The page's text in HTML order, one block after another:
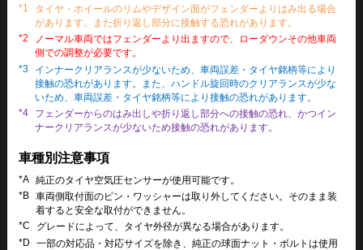
*1
タイヤ・ホイールのリムやデザイン面がフェンダーよりはみ出る場合
があります。また折り返し部分に接触する恐れがあります。
*2
ノーマル車両ではフェンダーより出ますので、ローダウンその他車両
側での調整が必要です。
*3
インナークリアランスが少ないため、車両誤差・タイヤ銘柄等により
接触の恐れがあります。また、ハンドル旋回時のクリアランスが少な
いため、車両誤差・タイヤ銘柄等により接触の恐れがあります。
*4
フェンダーからのはみ出しや折り返し部分への接触の恐れ、かつイン
ナークリアランスが少ないため接触の恐れがあります。
車種別注意事項
*A 純正のタイヤ空気圧センサーが使用可能です。
*B 車両側取付面のピン・ワッシャーは取り外してください。そのまま装
着すると安全な取付ができません。
*C
グレードによって、タイヤ外径が異なる場合があります。
*D
一部の対応品・対応サイズを除き、純正の球面ナット・ボルトは使用